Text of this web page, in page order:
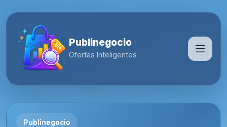
Publinegocio
Ofertas Inteligentes
Publinegocio